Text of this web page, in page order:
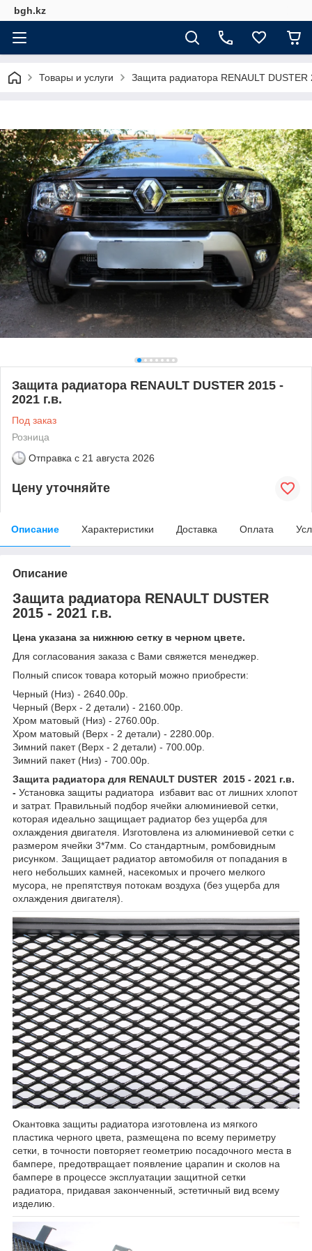
bgh.kz
Товары и услуги Защита радиатора RENAULT DUSTER
Защита радиатора RENAULT DUSTER 2015 -
2021 г.в.
Под заказ
Розница
Отправка с 21 августа 2026
Цену уточняйте
Описание Характеристики Доставка Оплата
Описание
Защита радиатора RENAULT DUSTER
2015 - 2021 г.в.
Цена указана за нижнюю сетку в черном цвете.
Для согласования заказа с Вами свяжется менеджер.
Полный список товара который можно приобрести:
Черный (Низ) - 2640.00р.
Черный (Верх - 2 детали) - 2160.00р.
Хром матовый (Низ) - 2760.00р.
Хром матовый (Верх - 2 детали) - 2280.00р.
Зимний пакет (Верх - 2 детали) - 700.00р.
Зимний пакет (Низ) - 700.00р.
Защита радиатора для RENAULT DUSTER 2015 - 2021 г.в.
- Установка защиты радиатора избавит вас от лишних хлопот
и затрат. Правильный подбор ячейки алюминиевой сетки,
которая идеально защищает радиатор без ущерба для
охлаждения двигателя. Изготовлена из алюминиевой сетки с
размером ячейки 3*7мм. Со стандартным, ромбовидным
рисунком. Защищает радиатор автомобиля от попадания в
него небольших камней, насекомых и прочего мелкого
мусора, не препятствуя потокам воздуха (без ущерба для
охлаждения двигателя).
Окантовка защиты радиатора изготовлена из мягкого
пластика черного цвета, размещена по всему периметру
сетки, в точности повторяет геометрию посадочного места в
бампере, предотвращает появление царапин и сколов на
бампере в процессе эксплуатации защитной сетки
радиатора, придавая законченный, эстетичный вид всему
изделию.